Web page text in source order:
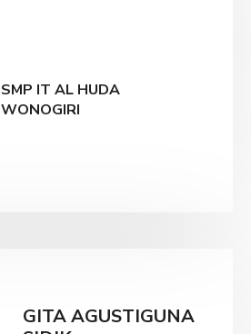
SMP IT AL HUDA
WONOGIRI
GITA AGUSTIGUNA